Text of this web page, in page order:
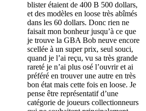
blister étaient de 400 В 500 dollars,
et des modèles en loose très abîmés
dans les 60 dollars. Donc rien ne
faisait mon bonheur jusqu’à ce que
je trouve la GBA Bob neuve encore
scellée à un super prix, seul souci,
quand je l’ai reçu, vu sa très grande
rareté je n’ai plus osé l’ouvrir et ai
préféré en trouver une autre en très
bon état mais cette fois en loose. Je
pense être représentatif d’une
catégorie de joueurs collectionneurs